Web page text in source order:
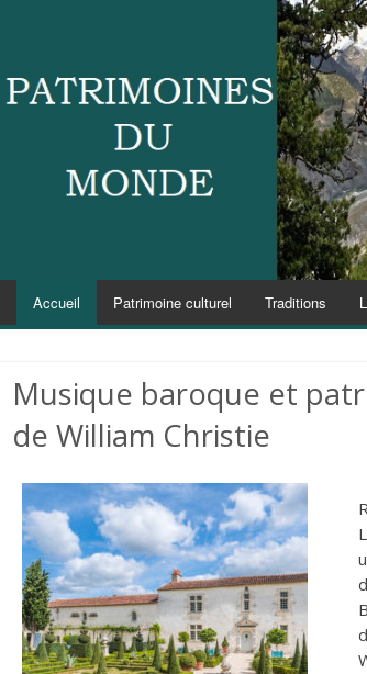
Accueil Patrimoine culturel Traditions
Musique baroque et
de William Christie